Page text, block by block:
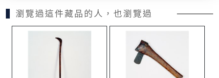
瀏覽過這件藏品的人，也瀏覽過